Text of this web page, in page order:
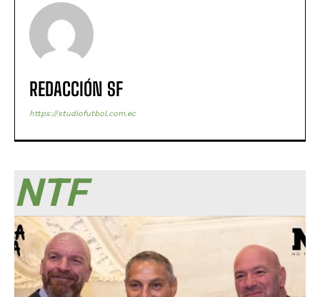
REDACCIÓN SF
https://studiofutbol.com.ec
NTF